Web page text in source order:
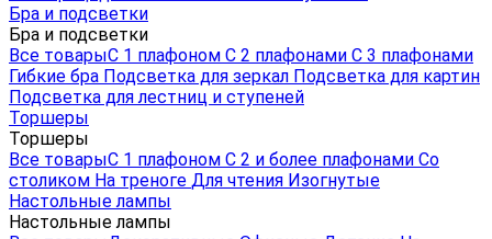
Бра и подсветки
Бра и подсветки
Все товарыС 1 плафоном С 2 плафонами С 3 плафонами
Гибкие бра Подсветка для зеркал Подсветка для картин
Подсветка для лестниц и ступеней
Торшеры
Торшеры
Все товарыС 1 плафоном С 2 и более плафонами Со
столиком На треноге Для чтения Изогнутые
Настольные лампы
Настольные лампы